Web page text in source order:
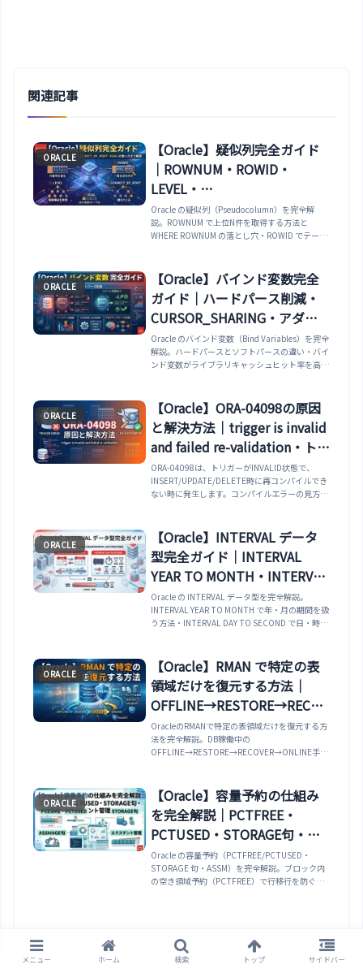
関連記事
ORACLE
【Oracle】疑似列完全ガイド
｜ROWNUM・ROWID・
LEVEL・
CONNECT_BY_ROOT・DUAL
の使い方まで解説
Oracle の疑似列（Pseudocolumn）を完全解
説。ROWNUM で上位N件を取得する方法と
WHERE ROWNUM の落とし穴・ROWID でテーブ
CONNECT_BY_ROOT・
CONNECT_BY_ISLEAF・
SYS_CONNECT_BY_PATH で階層クエリを制御す
る方法・ORA_ROWSCN でコミット SCN を確認
する方法・DUAL テーブルの用途（関数の実行・
定数の取得・NEXTVAL の呼び出し）まで解説し
ます。
ORACLE
【Oracle】バインド変数完全
ガイド｜ハードパース削減・
CURSOR_SHARING・アダプ
ティブカーソル共有まで解説
Oracle のバインド変数（Bind Variables）を完全
解説。ハードパースとソフトパースの違い・バイ
ンド変数がライブラリキャッシュヒット率を高め
ラメータ（EXACT / FORCE）の特徴と副作用・
バインド変数ピーキング（Bind Variable
Peeking）と実行計画の固定化問題・Adaptive
Cursor Sharing（アダプティブカーソル共有）で
異なる値に最適な計画を使い分ける方法まで実例
で解説します。
ORACLE
【Oracle】ORA-04098の原因
と解決方法｜trigger is invalid
and failed re-validation・トリ
ガーが無効です
ORA-04098は、トリガーがINVALID状態で、
INSERT/UPDATE/DELETE時に再コンパイルでき
ない時に発生します。コンパイルエラーの見方、
ORACLE
【Oracle】INTERVAL データ
型完全ガイド｜INTERVAL
YEAR TO MONTH・INTERVAL
DAY TO SECOND による期間
計算まで解説
Oracle の INTERVAL データ型を完全解説。
INTERVAL YEAR TO MONTH で年・月の期間を扱
う方法・INTERVAL DAY TO SECOND で日・時・
数値を INTERVAL に変換する方法・DATE /
TIMESTAMP と INTERVAL の四則演算・
EXTRACT で INTERVAL から特定の要素を取り出
す方法・勤怠管理・SLA 計算・期限管理などの実
務ユースケースまで実例で解説します。
ORACLE
【Oracle】RMAN で特定の表
領域だけを復元する方法｜
OFFLINE→RESTORE→RECOV
ER→ONLINE・データファイ
ル単位・VALIDATE・TSPITR
OracleのRMANで特定の表領域だけを復元する方
法を完全解説。DB稼働中の
OFFLINE→RESTORE→RECOVER→ONLINE手
Timeリカバリ（TSPITR）、破損ブロック修復
（BLOCK RECOVER）、SYSTEMやUNDO表領域
の特別な扱い、表領域の状態確認SQLまで網羅。
ORACLE
【Oracle】容量予約の仕組み
を完全解説｜PCTFREE・
PCTUSED・STORAGE句・
ASSM・エクステント管理
Oracle の容量予約（PCTFREE/PCTUSED・
STORAGE 句・ASSM）を完全解説。ブロック内
の空き領域予約（PCTFREE）で行移行を防ぐ仕
確認 SQL と変更手順を含めて体系的に解説しま
メニュー ホーム 検索 トップ サイドバー